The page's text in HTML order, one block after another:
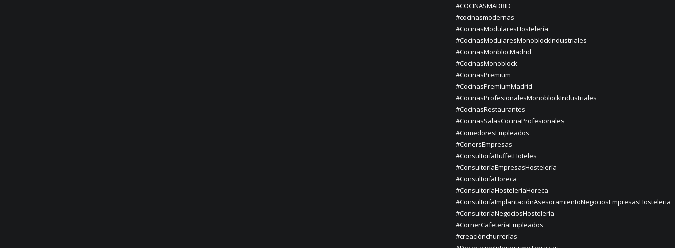
#COCINASMADRID
#cocinasmodernas
#CocinasModularesHostelería
#CocinasModularesMonoblockIndustriales
#CocinasMonblocMadrid
#CocinasMonoblock
#CocinasPremium
#CocinasPremiumMadrid
#CocinasProfesionalesMonoblockIndustriales
#CocinasRestaurantes
#CocinasSalasCocinaProfesionales
#ComedoresEmpleados
#ConersEmpresas
#ConsultoríaBuffetHoteles
#ConsultoríaEmpresasHostelería
#ConsultoríaHoreca
#ConsultoríaHosteleríaHoreca
#ConsultoríaImplantaciónAsesoramientoNegociosEmpresasHosteleria
#ConsultoríaNegociosHostelería
#CornerCafeteríaEmpleados
#creaciónchurrerías